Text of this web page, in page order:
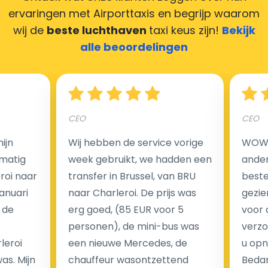
Hoeveel kost een luchthaven taxi transfer in
luchthaventaxi's is een vast tarief voor uw rit. In
tegenstelling tot traditionele taxi's met taxameter
brengen wij u geen extra kosten in rekening voor de
nachtrit.
We hebben geen ophaaltarief of extra kosten voor
wachttijd als uw vlucht vertraging heeft.
Kijk op onze website voor meer informatie over uw
transferkosten. Ons boekingsformulier bevat alle
ervaringen met Airporttaxis en begrijp waarom
wij de beste luchthaven taxi keus zijn! Bekijk
alle beoordelingen
naar
Mijn
CEO
Wij hebben de service vorige
week gebruikt, we hadden een
transfer in Brussel, van BRU
naar Charleroi. De prijs was
erg goed, (85 EUR voor 5
personen), de mini-bus was
een nieuwe Mercedes, de
chauffeur wasontzettend
CEO
voor
u